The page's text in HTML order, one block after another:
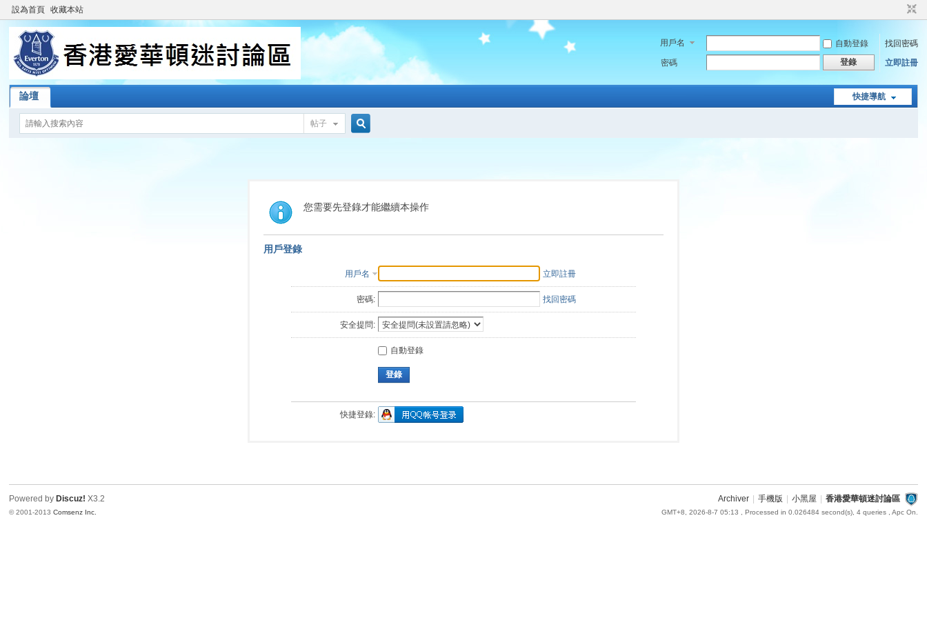
設為首頁 收藏本站
用戶名 自動登錄
找回密碼
密碼
登錄 立即註冊
快捷導航
論壇
帖子
索
您需要先登錄才能繼續本操作
用戶登錄
用戶名 立即註冊
密碼: 找回密碼
安全提問:
自動登錄
登錄
快捷登錄:
Archiver 手機版 小黑屋 香港愛華頓迷討論區
GMT+8, 2026-8-7 05:13 , Processed in 0.026484 second(s), 4 queries , Apc On.
Powered by Discuz! X3.2
© 2001-2013Comsenz Inc.